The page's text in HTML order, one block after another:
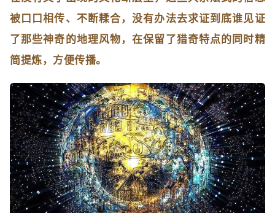
被口口相传、不断糅合，没有办法去求证到底谁见证
了那些神奇的地理风物，在保留了猎奇特点的同时精
简提炼，方便传播。